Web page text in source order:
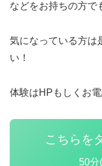
などをお持ちの方で
気になっている方は
い！
体験はHPもしくお
こちらを
50分